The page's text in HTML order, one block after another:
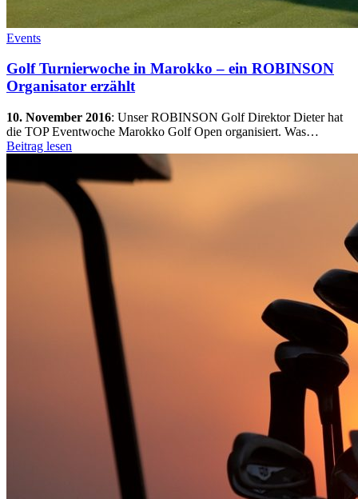
Events
Golf Turnierwoche in Marokko – ein ROBINSON
Organisator erzählt
10. November 2016: Unser ROBINSON Golf Direktor Dieter hat
die TOP Eventwoche Marokko Golf Open organisiert. Was…
Beitrag lesen